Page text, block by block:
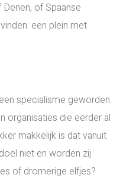
of Spaanse
een plein met
specialisme geworden.
organisaties die eerder al
makkelijk is dat vanuit
niet en worden zij
of dromerige elfjes?